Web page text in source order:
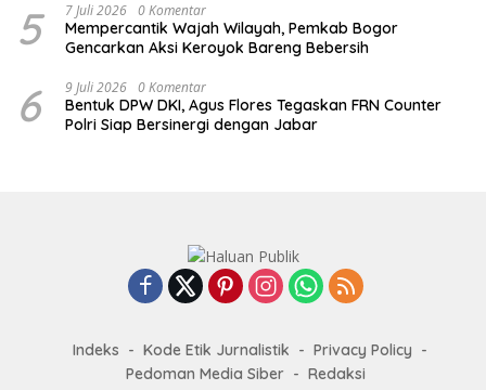
5 7 Juli 2026 0 Komentar
Mempercantik Wajah Wilayah, Pemkab Bogor
Gencarkan Aksi Keroyok Bareng Bebersih
6 9 Juli 2026 0 Komentar
Bentuk DPW DKI, Agus Flores Tegaskan FRN Counter
Polri Siap Bersinergi dengan Jabar
Indeks Kode Etik Jurnalistik
Privacy Policy
Pedoman Media Siber
Redaksi